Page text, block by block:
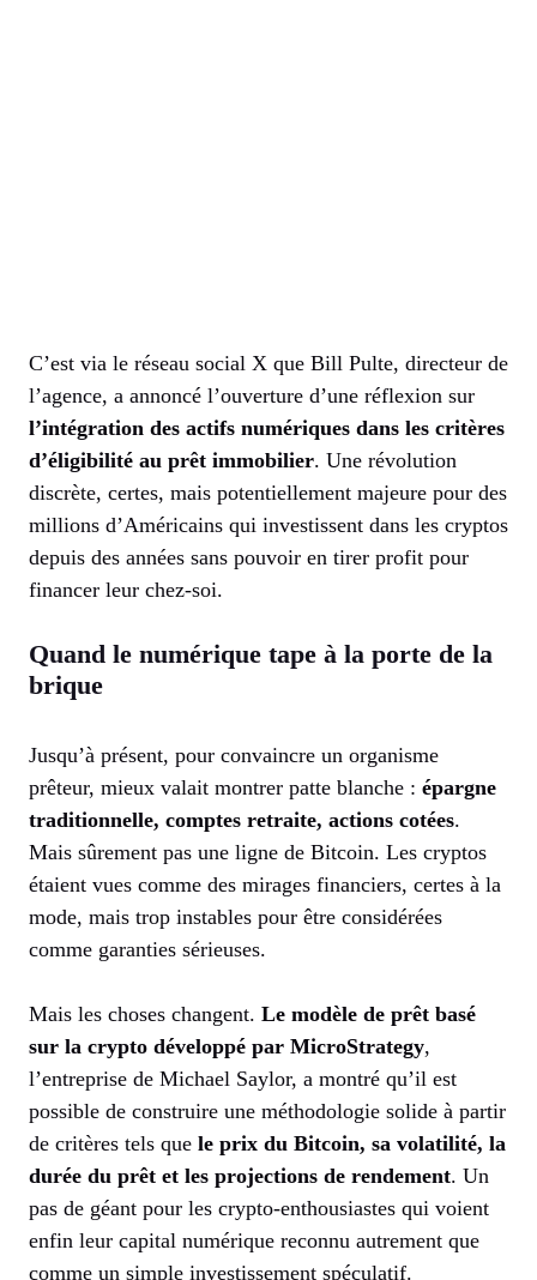
C’est via le réseau social X que Bill Pulte, directeur de
l’agence, a annoncé l’ouverture d’une réflexion sur
l’intégration des actifs numériques dans les critères
d’éligibilité au prêt immobilier. Une révolution
discrète, certes, mais potentiellement majeure pour des
millions d’Américains qui investissent dans les cryptos
depuis des années sans pouvoir en tirer profit pour
financer leur chez-soi.
Quand le numérique tape à la porte de la
brique
Jusqu’à présent, pour convaincre un organisme
prêteur, mieux valait montrer patte blanche : épargne
traditionnelle, comptes retraite, actions cotées.
Mais sûrement pas une ligne de Bitcoin. Les cryptos
étaient vues comme des mirages financiers, certes à la
mode, mais trop instables pour être considérées
comme garanties sérieuses.
Mais les choses changent. Le modèle de prêt basé
sur la crypto développé par MicroStrategy,
l’entreprise de Michael Saylor, a montré qu’il est
possible de construire une méthodologie solide à partir
de critères tels que le prix du Bitcoin, sa volatilité, la
durée du prêt et les projections de rendement. Un
pas de géant pour les crypto-enthousiastes qui voient
enfin leur capital numérique reconnu autrement que
comme un simple investissement spéculatif.